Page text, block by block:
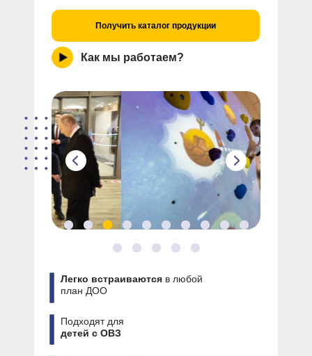
Легко встраиваются в любой
план ДОО
Подходят для
детей с ОВЗ
Получить каталог продукции
Как мы работаем?